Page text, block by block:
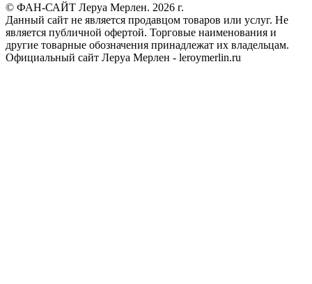
© ФАН-САЙТ Леруа Мерлен. 2026 г.
Данный сайт не является продавцом товаров или услуг. Не
является публичной офертой. Торговые наименования и
другие товарные обозначения принадлежат их владельцам.
Официальный сайт Леруа Мерлен - leroymerlin.ru